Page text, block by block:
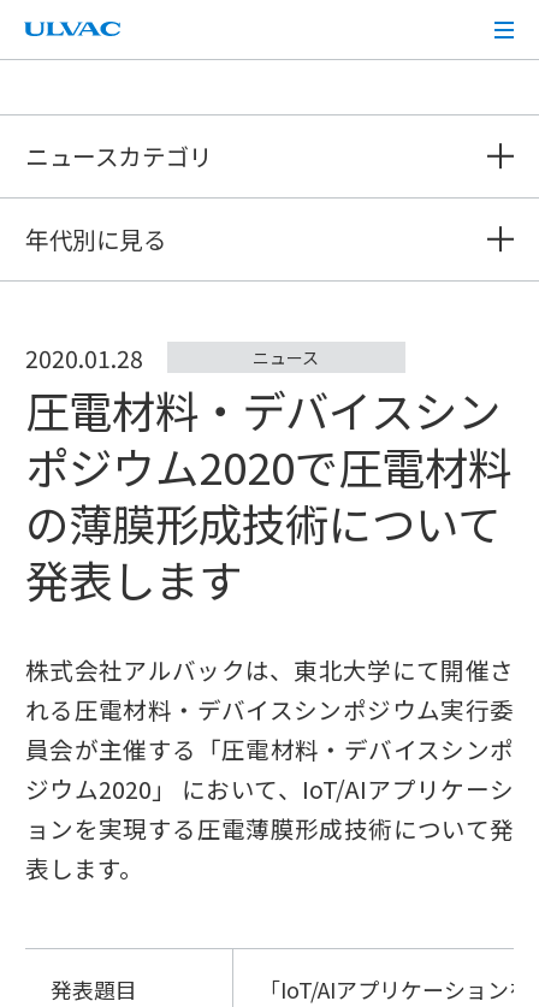
ULVAC
ニュースカテゴリ
年代別に見る
2020.01.28 ニュース
圧電材料・デバイスシン
ポジウム2020で圧電材料
の薄膜形成技術について
発表します
株式会社アルバックは、東北大学にて開催さ
れる圧電材料・デバイスシンポジウム実行委
員会が主催する「圧電材料・デバイスシンポ
ジウム2020」 において、IoT/AIアプリケーシ
ョンを実現する圧電薄膜形成技術について発
表します。
発表題目 「IoT/AIアプリケーション